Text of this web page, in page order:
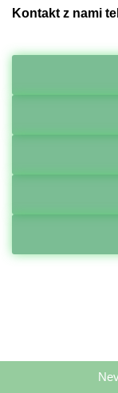
Kontakt z nami